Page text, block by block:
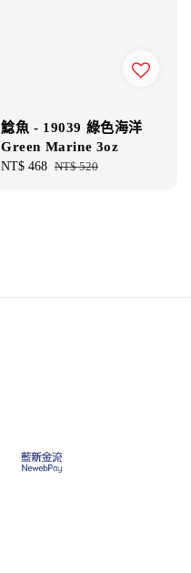
鯰魚 - 19039 綠色海洋
Green Marine 3oz
Sale
NT$ 468 Regular
NT$ 520